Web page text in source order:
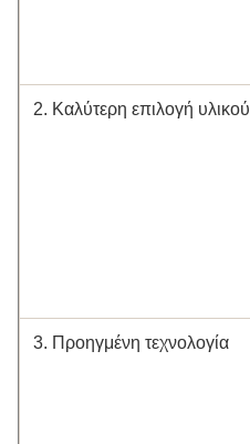
2. Καλύτερη επιλογή υλικού
3. Προηγμένη τεχνολογία